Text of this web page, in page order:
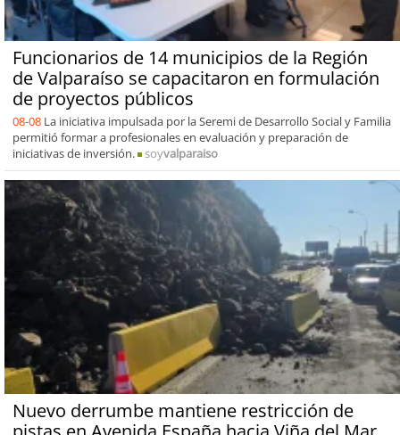
Funcionarios de 14 municipios de la Región
de Valparaíso se capacitaron en formulación
de proyectos públicos
08-08 La iniciativa impulsada por la Seremi de Desarrollo Social y Familia
permitió formar a profesionales en evaluación y preparación de
iniciativas de inversión.
soyvalparaiso
Nuevo derrumbe mantiene restricción de